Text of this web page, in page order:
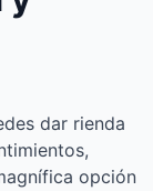
dar rienda
opción